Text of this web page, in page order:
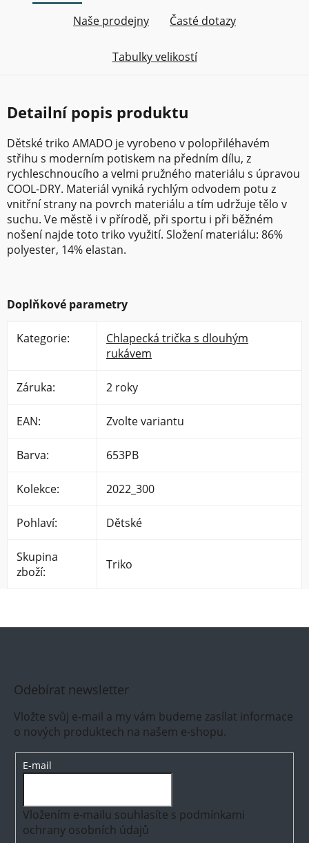
Naše prodejny Časté dotazy
Tabulky velikostí
Detailní popis produktu
Dětské triko AMADO je vyrobeno v polopřiléhavém
střihu s moderním potiskem na předním dílu, z
rychleschnoucího a velmi pružného materiálu s úpravou
COOL-DRY. Materiál vyniká rychlým odvodem potu z
vnitřní strany na povrch materiálu a tím udržuje tělo v
suchu. Ve městě i v přírodě, při sportu i při běžném
nošení najde toto triko využití. Složení materiálu: 86%
polyester, 14% elastan.
Doplňkové parametry
Kategorie:
Chlapecká trička s dlouhým
rukávem
Záruka: 2 roky
EAN: Zvolte variantu
Barva: 653PB
Kolekce: 2022_300
Pohlaví: Dětské
Skupina
zboží: Triko
Odebírat newsletter
Vložte svůj e-mail a my vám budeme zasílat informace
o nových produktech na našem e-shopu.
E-mail
Vložením e-mailu souhlasíte s podmínkami
ochrany osobních údajů